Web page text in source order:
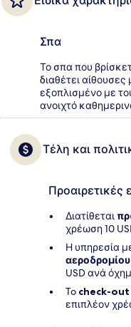
Σπα
Το σπα που
διαθέτει
εξοπλισμένο με
ανοιχτό
Τέλη και
Προαιρετικές
Διατίθεται
χρέωση 10
Η υπηρεσία
αεροδρομίου
USD ανά
To check-out
επιπλέον